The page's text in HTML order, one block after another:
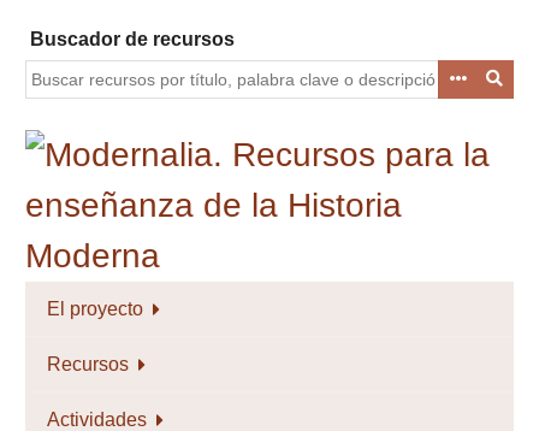
contenido
principal
Buscador de recursos
El proyecto
Recursos
Actividades